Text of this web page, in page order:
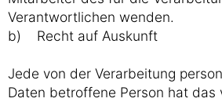
Verantwortlichen wenden.
b) Recht auf Auskunft
Jede von der Verarbeitung
Daten betroffene Person hat das